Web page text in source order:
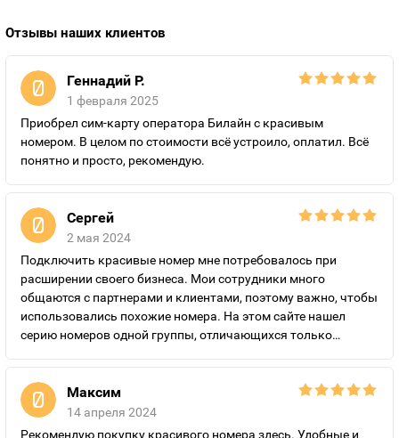
Отзывы наших клиентов
Геннадий Р.
1 февраля 2025
Приобрел сим-карту оператора Билайн с красивым
номером. В целом по стоимости всё устроило, оплатил. Всё
понятно и просто, рекомендую.
Сергей
2 мая 2024
Подключить красивые номер мне потребовалось при
расширении своего бизнеса. Мои сотрудники много
общаются с партнерами и клиентами, поэтому важно, чтобы
использовались похожие номера. На этом сайте нашел
серию номеров одной группы, отличающихся только
подключение выгодных и недорогих по цене тарифов.
Рекомендую “Золотые номера России” всем, кто планирует
подключить красивый номер на выгодных условиях.
Максим
14 апреля 2024
Рекомендую покупку красивого номера здесь. Удобные и